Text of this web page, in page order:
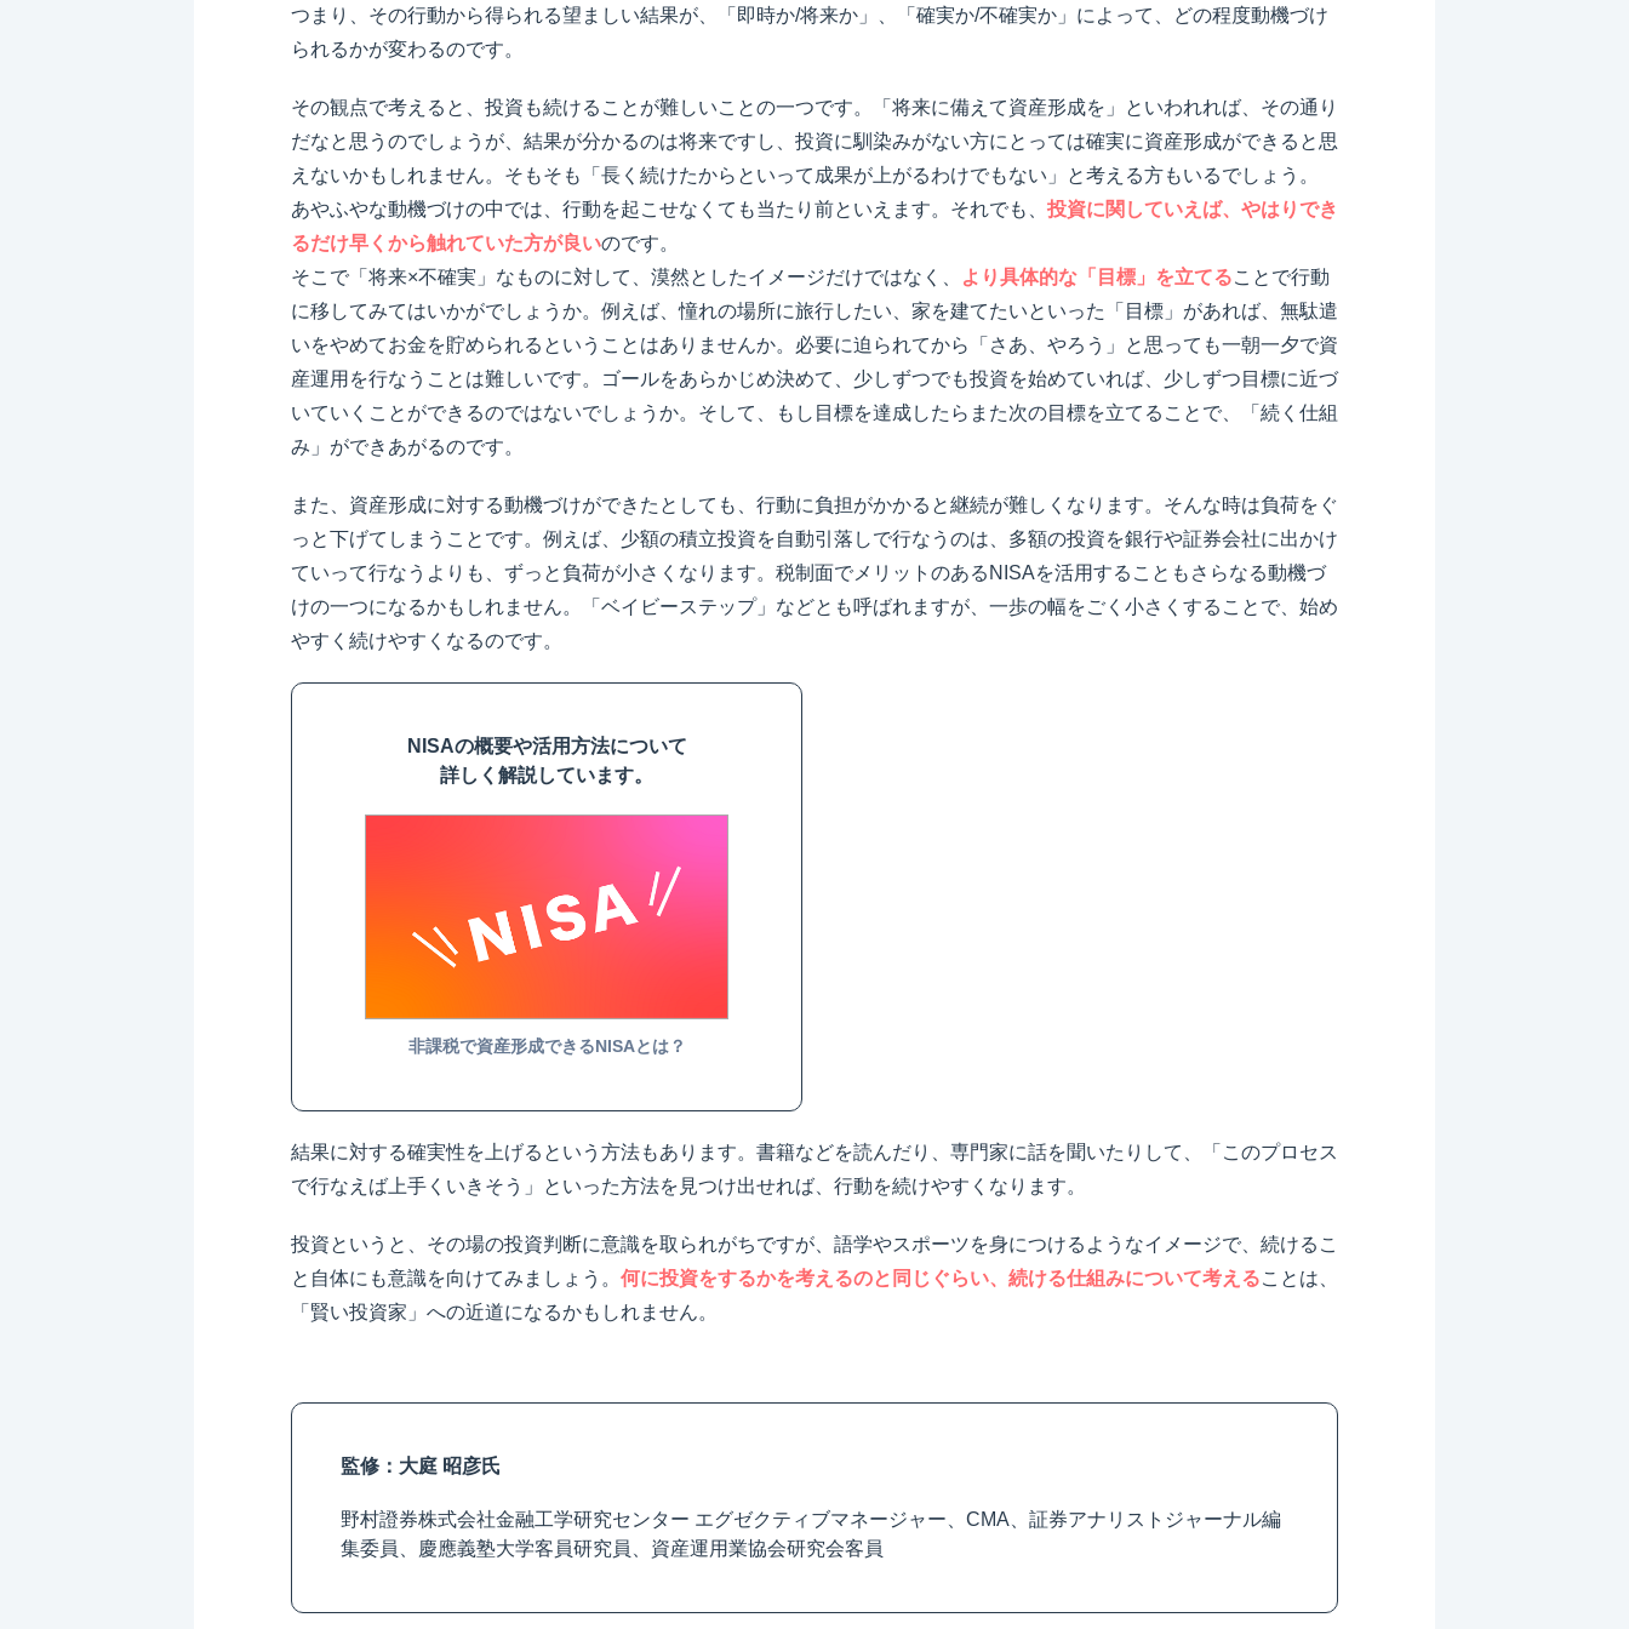
つまり、その行動から得られる望ましい結果が、「即時か/将来か」、「確実か/不確実か」によって、どの程度動機づけ
られるかが変わるのです。
その観点で考えると、投資も続けることが難しいことの一つです。「将来に備えて資産形成を」といわれれば、その通り
だなと思うのでしょうが、結果が分かるのは将来ですし、投資に馴染みがない方にとっては確実に資産形成ができると思
えないかもしれません。そもそも「長く続けたからといって成果が上がるわけでもない」と考える方もいるでしょう。
あやふやな動機づけの中では、行動を起こせなくても当たり前といえます。それでも、 投資に関していえば、やはりでき
るだけ早くから触れていた方が良いのです。
そこで「将来×不確実」なものに対して、漠然としたイメージだけではなく、
より具体的な「目標」を立てることで行動
に移してみてはいかがでしょうか。例えば、憧れの場所に旅行したい、家を建てたいといった「目標」があれば、無駄遣
いをやめてお金を貯められるということはありませんか。必要に迫られてから「さあ、やろう」と思っても一朝一夕で資
産運用を行なうことは難しいです。ゴールをあらかじめ決めて、少しずつでも投資を始めていれば、少しずつ目標に近づ
いていくことができるのではないでしょうか。そして、もし目標を達成したらまた次の目標を立てることで、「続く仕組
み」ができあがるのです。
また、資産形成に対する動機づけができたとしても、行動に負担がかかると継続が難しくなります。そんな時は負荷をぐ
っと下げてしまうことです。例えば、少額の積立投資を自動引落しで行なうのは、多額の投資を銀行や証券会社に出かけ
ていって行なうよりも、ずっと負荷が小さくなります。税制面でメリットのあるNISAを活用することもさらなる動機づ
けの一つになるかもしれません。「ベイビーステップ」などとも呼ばれますが、一歩の幅をごく小さくすることで、始め
やすく続けやすくなるのです。
NISAの概要や活用方法について
詳しく解説しています。
非課税で資産形成できるNISAとは？
結果に対する確実性を上げるという方法もあります。書籍などを読んだり、専門家に話を聞いたりして、「このプロセス
で行なえば上手くいきそう」といった方法を見つけ出せれば、行動を続けやすくなります。
投資というと、その場の投資判断に意識を取られがちですが、語学やスポーツを身につけるようなイメージで、続けるこ
と自体にも意識を向けてみましょう。 何に投資をするかを考えるのと同じぐらい、続ける仕組みについて考えることは、
「賢い投資家」への近道になるかもしれません。
監修：大庭 昭彦氏
野村證券株式会社金融工学研究センター エグゼクティブマネージャー、CMA、証券アナリストジャーナル編
集委員、慶應義塾大学客員研究員、資産運用業協会研究会客員